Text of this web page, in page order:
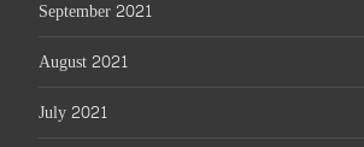
September 2021
August 2021
July 2021